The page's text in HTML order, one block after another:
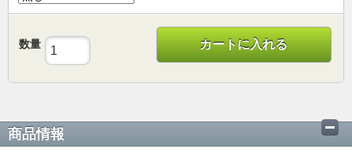
数量 カートに入れる
商品情報